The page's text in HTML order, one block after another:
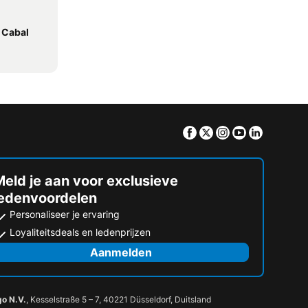
Facebook
TwitterInstagram
Youtube
je aan voor exclusieve
Personaliseer je ervaring
Loyaliteitsdeals en ledenprijzen
Aanmelden
N.V., Kesselstraße 5 – 7, 40221 Düsseldorf, Duitsland